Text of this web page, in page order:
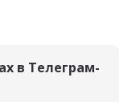
в Телеграм-